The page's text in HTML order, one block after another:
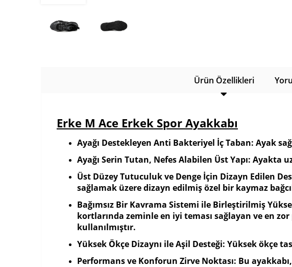
Ürün Özellikleri
Erke M Ace Erkek Spor Ayakkabı
Ayağı Destekleyen Anti Bakteriyel İç Taban: Ayak
Ayağı Serin Tutan, Nefes Alabilen Üst Yapı:
Üst Düzey Tutuculuk ve Denge İçin Dizayn Edilen
sağlamak üzere dizayn edilmiş özel bir kaymaz
Bağımsız Bir Kavrama Sistemi ile Birleştirilmiş
kortlarında zeminle en iyi teması sağlayan ve en
kullanılmıştır.
Yüksek Ökçe Dizaynı ile Aşil Desteği: Yüksek ökçe
Performans ve Konforun Zirve Noktası: Bu